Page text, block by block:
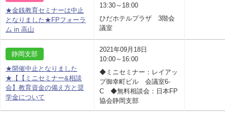
★金銭教育セミナーは中止
となりました★FPフォーラ
ム in 高山
13:30～18:00
ひだホテルプラザ 3階会
議室
静岡支部
★開催中止となりました
★【【ミニセミナー&相談
会】教育資金の備え方と奨
学金について
2021年09月18日
10:00～16:00
◆ミニセミナー：レイアッ
プ御幸町ビル 会議室6-
C ◆無料相談会：日本FP
協会静岡支部